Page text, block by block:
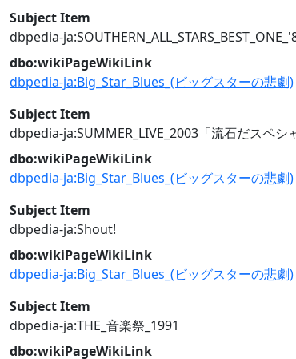
Subject Item
dbpedia-
dbo:wikiPageWikiLink
dbpedia-ja:Big_Star_Blues_(ビッグスターの悲劇)
Subject Item
dbpedia-ja:SUMMER_LIVE_2003「流石だスペシ
dbo:wikiPageWikiLink
dbpedia-ja:Big_Star_Blues_(ビッグスターの悲劇)
Subject Item
dbpedia-ja:Shout!
dbo:wikiPageWikiLink
dbpedia-ja:Big_Star_Blues_(ビッグスターの悲劇)
Subject Item
dbpedia-ja:THE_音楽祭_1991
dbo:wikiPageWikiLink